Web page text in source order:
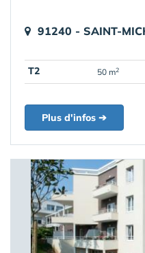
91240 - SAINT-
T2 50 m2
Plus d'infos ➔